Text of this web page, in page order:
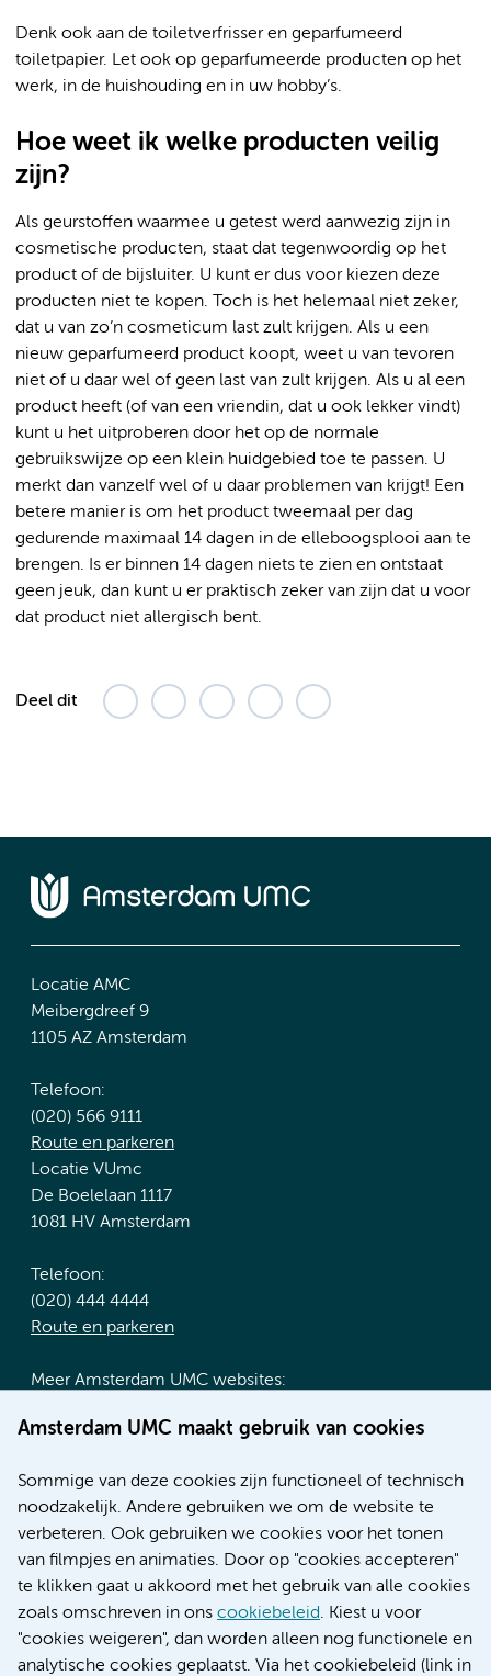
Denk ook aan de toiletverfrisser en geparfumeerd
toiletpapier. Let ook op geparfumeerde producten op het
werk, in de huishouding en in uw hobby’s.
Hoe weet ik welke producten veilig
zijn?
Als geurstoffen waarmee u getest werd aanwezig zijn in
cosmetische producten, staat dat tegenwoordig op het
product of de bijsluiter. U kunt er dus voor kiezen deze
producten niet te kopen. Toch is het helemaal niet zeker,
dat u van zo’n cosmeticum last zult krijgen. Als u een
nieuw geparfumeerd product koopt, weet u van tevoren
niet of u daar wel of geen last van zult krijgen. Als u al een
product heeft (of van een vriendin, dat u ook lekker vindt)
kunt u het uitproberen door het op de normale
gebruikswijze op een klein huidgebied toe te passen. U
merkt dan vanzelf wel of u daar problemen van krijgt! Een
betere manier is om het product tweemaal per dag
gedurende maximaal 14 dagen in de elleboogsplooi aan te
brengen. Is er binnen 14 dagen niets te zien en ontstaat
geen jeuk, dan kunt u er praktisch zeker van zijn dat u voor
dat product niet allergisch bent.
Deel dit
Amsterdam UMC maakt gebruik van cookies
Sommige van deze cookies zijn functioneel of technisch
noodzakelijk. Andere gebruiken we om de website te
verbeteren. Ook gebruiken we cookies voor het tonen
van filmpjes en animaties. Door op "cookies accepteren"
te klikken gaat u akkoord met het gebruik van alle cookies
zoals omschreven in ons cookiebeleid. Kiest u voor
"cookies weigeren", dan worden alleen nog functionele en
analytische cookies geplaatst. Via het cookiebeleid (link in
Locatie AMC
Meibergdreef 9
1105 AZ Amsterdam
Telefoon:
(020) 566 9111
Route en parkeren
Locatie VUmc
De Boelelaan 1117
1081 HV Amsterdam
Telefoon:
(020) 444 4444
Route en parkeren
Meer Amsterdam UMC websites:
Werken bij Amsterdam UMC
Nieuws
Research
Educatie locatie AMC
Educatie locatie VUmc
Verwijzen & diagnostiek